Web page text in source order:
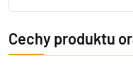
Cechy produktu